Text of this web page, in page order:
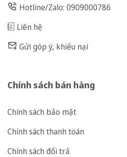
Hotline/Zalo: 0909000786
Liên hệ
Gửi góp ý, khiếu nại
Chính sách bán hàng
Chính sách bảo mật
Chính sách thanh toán
Chính sách đổi trả